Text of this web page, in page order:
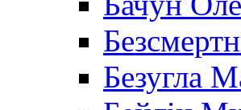
Безугла